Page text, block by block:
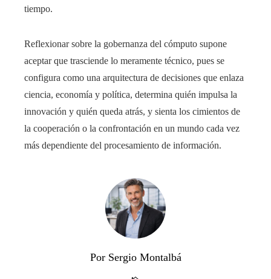
tiempo.
Reflexionar sobre la gobernanza del cómputo supone
aceptar que trasciende lo meramente técnico, pues se
configura como una arquitectura de decisiones que enlaza
ciencia, economía y política, determina quién impulsa la
innovación y quién queda atrás, y sienta los cimientos de
la cooperación o la confrontación en un mundo cada vez
más dependiente del procesamiento de información.
Por Sergio Montalbá